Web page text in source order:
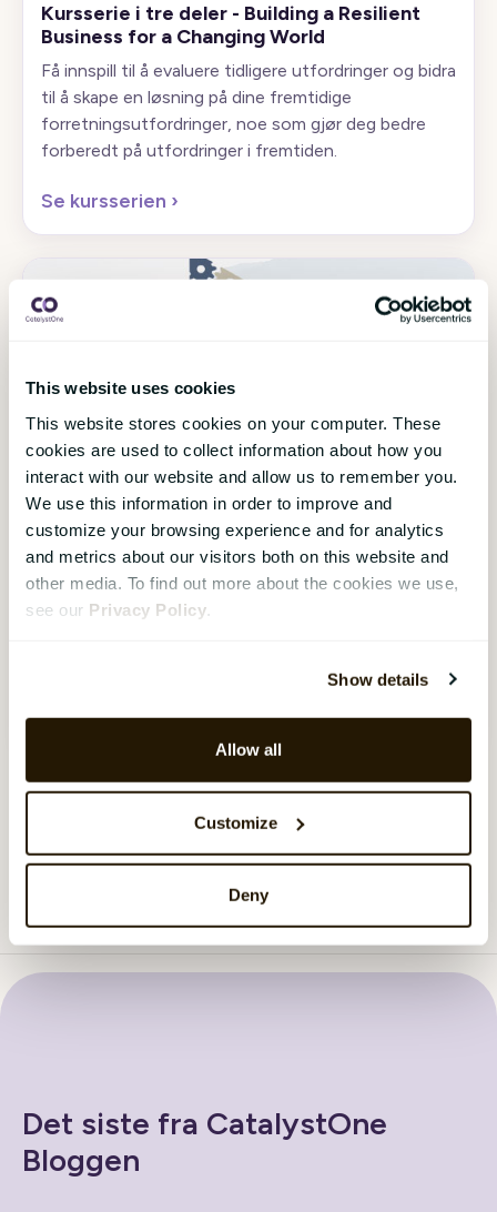
This website uses cookies
This website stores cookies on your computer. These
cookies are used to collect information about how you
interact with our website and allow us to remember you.
We use this information in order to improve and
customize your browsing experience and for analytics
and metrics about our visitors both on this website and
other media. To find out more about the cookies we use,
see our Privacy Policy
Show details
Allow all
Customize
Deny
Kursserie i tre deler - Building a Resilient
Business for a Changing World
Få innspill til å evaluere tidligere utfordringer og bidra
til å skape en løsning på dine fremtidige
forretningsutfordringer, noe som gjør deg bedre
forberedt på utfordringer i fremtiden.
Se kursserien ›
2 desember 2020 HR Technology
Sigma - vinneren av Årets HR-
systemprosjekt 2020 deler tips og
erfaringer
I dette webinaret deler Eva og Christian fra Sigma,
sammen med prosjektleder Cristina fra CatalystOne
sine erfaringer og tips til et vellykket HR-
Se webinaret›
Last inn flere
Det siste fra CatalystOne
Bloggen